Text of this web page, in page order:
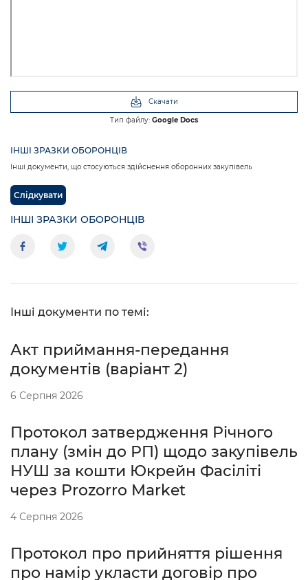
Скачати
Тип файлу: Google Docs
ІНШІ ЗРАЗКИ ОБОРОНЦІВ
Інші документи, що стосуються здійснення оборонних закупівель
Слідкувати
ІНШІ ЗРАЗКИ ОБОРОНЦІВ
Інші документи по темі:
Акт приймання-передання
документів (варіант 2)
6 Серпня 2026
Протокол затвердження Річного
плану (змін до РП) щодо закупівель
НУШ за кошти Юкрейн Фасіліті
через Prozorro Market
4 Серпня 2026
Протокол про прийняття рішення
про намір укласти договір про